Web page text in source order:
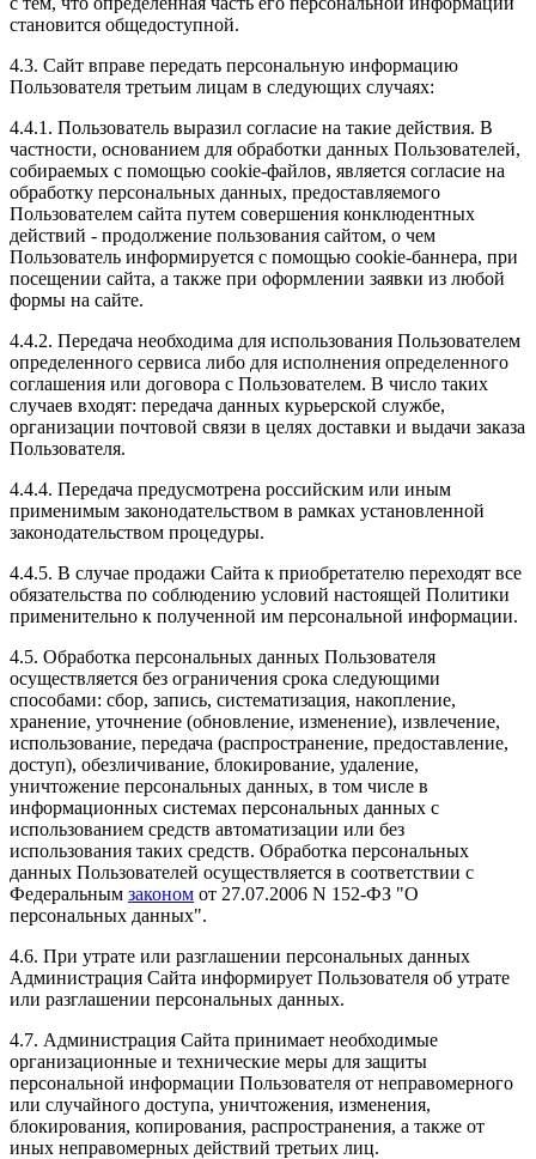
становится общедоступной.
4.3. Сайт вправе передать персональную информацию
Пользователя третьим лицам в следующих случаях:
4.4.1. Пользователь выразил согласие на такие действия. В
частности, основанием для обработки данных Пользователей,
собираемых с помощью cookie-файлов, является согласие на
обработку персональных данных, предоставляемого
Пользователем сайта путем совершения конклюдентных
действий - продолжение пользования сайтом, о чем
Пользователь информируется с помощью cookie-баннера, при
посещении сайта, а также при оформлении заявки из любой
формы на сайте.
4.4.2. Передача необходима для использования Пользователем
определенного сервиса либо для исполнения определенного
соглашения или договора с Пользователем. В число таких
случаев входят: передача данных курьерской службе,
организации почтовой связи в целях доставки и выдачи заказа
Пользователя.
4.4.4. Передача предусмотрена российским или иным
применимым законодательством в рамках установленной
законодательством процедуры.
4.4.5. В случае продажи Сайта к приобретателю переходят все
обязательства по соблюдению условий настоящей Политики
применительно к полученной им персональной информации.
4.5. Обработка персональных данных Пользователя
осуществляется без ограничения срока следующими
способами: сбор, запись, систематизация, накопление,
хранение, уточнение (обновление, изменение), извлечение,
использование, передача (распространение, предоставление,
доступ), обезличивание, блокирование, удаление,
уничтожение персональных данных, в том числе в
информационных системах персональных данных с
использованием средств автоматизации или без
использования таких средств. Обработка персональных
данных Пользователей осуществляется в соответствии с
Федеральным законом от 27.07.2006 N 152-ФЗ "О
персональных данных".
4.6. При утрате или разглашении персональных данных
Администрация Сайта информирует Пользователя об утрате
или разглашении персональных данных.
4.7. Администрация Сайта принимает необходимые
организационные и технические меры для защиты
персональной информации Пользователя от неправомерного
или случайного доступа, уничтожения, изменения,
блокирования, копирования, распространения, а также от
иных неправомерных действий третьих лиц.